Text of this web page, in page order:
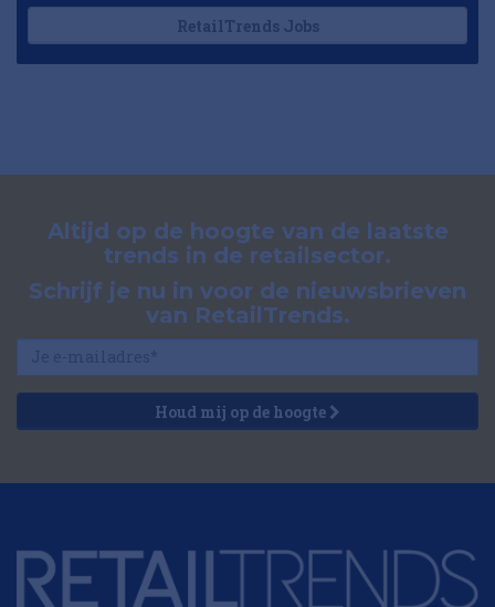
RetailTrends Jobs
Altijd op de hoogte van de laatste
trends in de retailsector.
Schrijf je nu in voor de nieuwsbrieven
van RetailTrends.
Houd mij op de hoogte